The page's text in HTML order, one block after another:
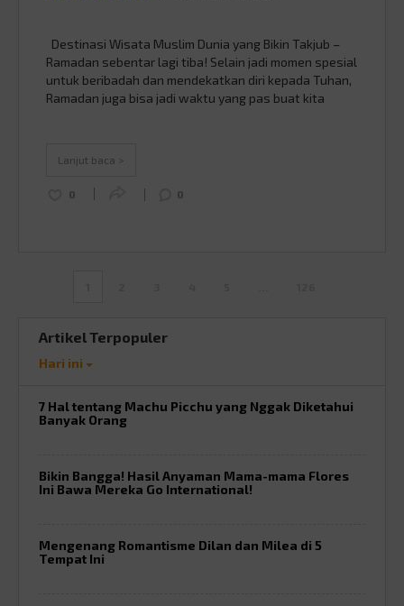
Destinasi Wisata Muslim Dunia yang Bikin Takjub –
Ramadan sebentar lagi tiba! Selain jadi momen spesial
untuk beribadah dan mendekatkan diri kepada Tuhan,
Ramadan juga bisa jadi waktu yang pas buat kita
Continued
Lanjut baca >
0 0
Artikel Terpopuler
Hari ini
7 Hal tentang Machu Picchu yang Nggak Diketahui
Banyak Orang
Bikin Bangga! Hasil Anyaman Mama-mama Flores
Ini Bawa Mereka Go International!
Mengenang Romantisme Dilan dan Milea di 5
Tempat Ini